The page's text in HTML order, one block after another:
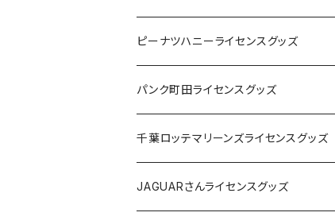
キャップ
ステッカー
缶バッジ
ホテルキーホルダー
ステッカー
缶バッジ
アクリルキーホルダー
ホテルキーホルダー
ピーナツハニーライセンスグッズ
Tシャツ
キャップ
バッグ
パンク町田ライセンスグッズ
Tシャツ
キャップ
千葉ロッテマリーンズライセンスグッズ
ステッカー
JAGUARさんライセンスグッズ